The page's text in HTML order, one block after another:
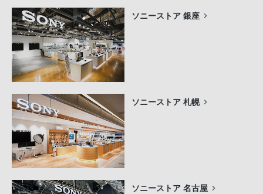
ソニーストア 銀座
ソニーストア 札幌
ソニーストア 名古屋